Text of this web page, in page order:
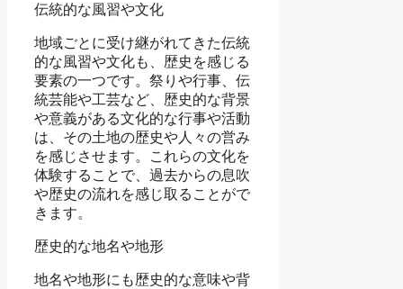
伝統的な風習や文化
地域ごとに受け継がれてきた伝統
的な風習や文化も、歴史を感じる
要素の一つです。祭りや行事、伝
統芸能や工芸など、歴史的な背景
や意義がある文化的な行事や活動
は、その土地の歴史や人々の営み
を感じさせます。これらの文化を
体験することで、過去からの息吹
や歴史の流れを感じ取ることがで
きます。
歴史的な地名や地形
地名や地形にも歴史的な意味や背